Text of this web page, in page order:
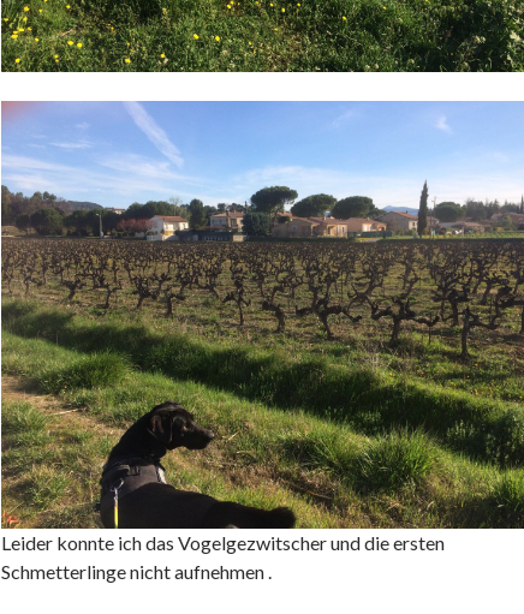
Leider konnte ich das Vogelgezwitscher und die ersten
Schmetterlinge nicht aufnehmen .